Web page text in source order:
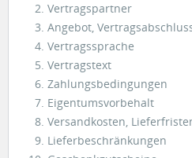
2. Vertragspartner
3. Angebot,
4. Vertragssprache
5. Vertragstext
6. Zahlungsbedingungen
7. Eigentumsvorbehalt
8. Versandkosten,
9. Lieferbeschränkungen